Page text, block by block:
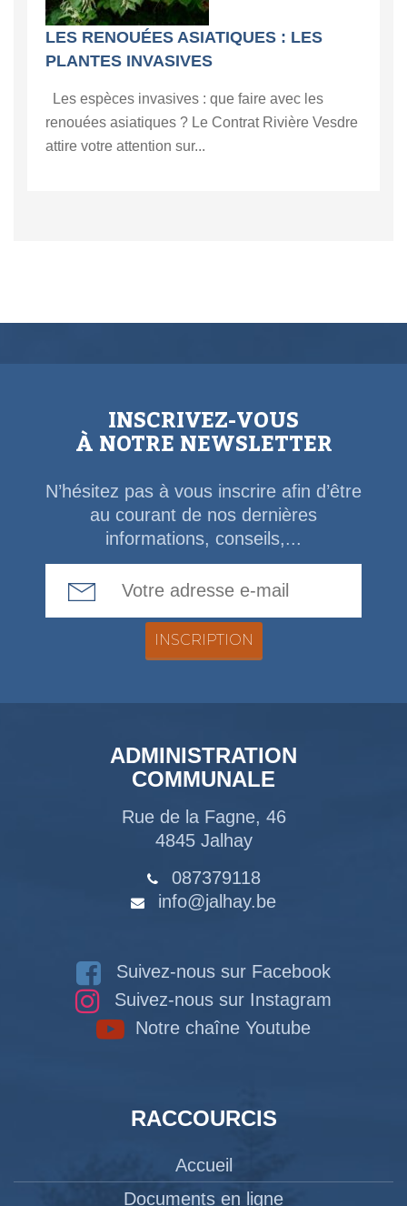
LES RENOUÉES ASIATIQUES : LES
PLANTES INVASIVES
Les espèces invasives : que faire avec les
renouées asiatiques ? Le Contrat Rivière Vesdre
attire votre attention sur...
INSCRIVEZ-VOUS
À NOTRE NEWSLETTER
N’hésitez pas à vous inscrire afin d’être
au courant de nos dernières
informations, conseils,...
ADMINISTRATION
COMMUNALE
Rue de la Fagne, 46
4845 Jalhay
087379118
info@jalhay.be
Suivez-nous sur Facebook
Suivez-nous sur Instagram
Notre chaîne Youtube
RACCOURCIS
Accueil
Documents en ligne